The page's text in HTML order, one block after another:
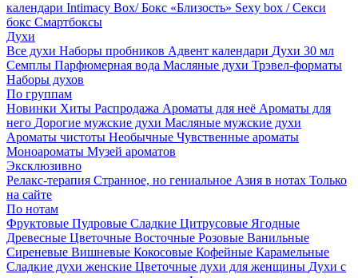
календари Intimacy Box/ Бокс «Близость» Sexy box / Секси
бокс Смартбоксы
Духи
Все духи Наборы пробников Адвент календари Духи 30 мл
Семплы Парфюмерная вода Масляные духи Трэвел-форматы
Наборы духов
По группам
Новинки Хиты Распродажа Ароматы для неё Ароматы для
него Дорогие мужские духи Масляные мужские духи
Ароматы чистоты Необычные Чувственные ароматы
Моноароматы Музей ароматов
Эксклюзивно
Релакс-терапия Странное, но гениальное Азия в нотах Только
на сайте
По нотам
Фруктовые Пудровые Сладкие Цитрусовые Ягодные
Древесные Цветочные Восточные Розовые Ванильные
Сиреневые Вишневые Кокосовые Кофейные Карамельные
Сладкие духи женские Цветочные духи для женщины Духи с